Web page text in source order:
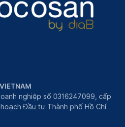
nghiệp số 0316247099, cấp
Đầu tư Thành phố Hồ Chí